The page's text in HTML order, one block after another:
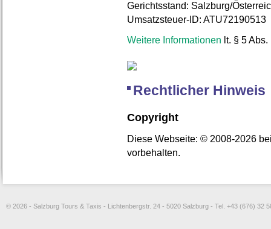
Gerichtsstand: Salzburg/
Umsatzsteuer-ID: ATU72190513
Weitere Informationen lt. § 5
Rechtlicher Hinweis
Copyright
Diese Webseite: © 2008-2026
vorbehalten.
© 2026 - Salzburg Tours & Taxis - Lichtenbergstr. 24 - 5020 Salzburg - Tel. +43 (676) 32